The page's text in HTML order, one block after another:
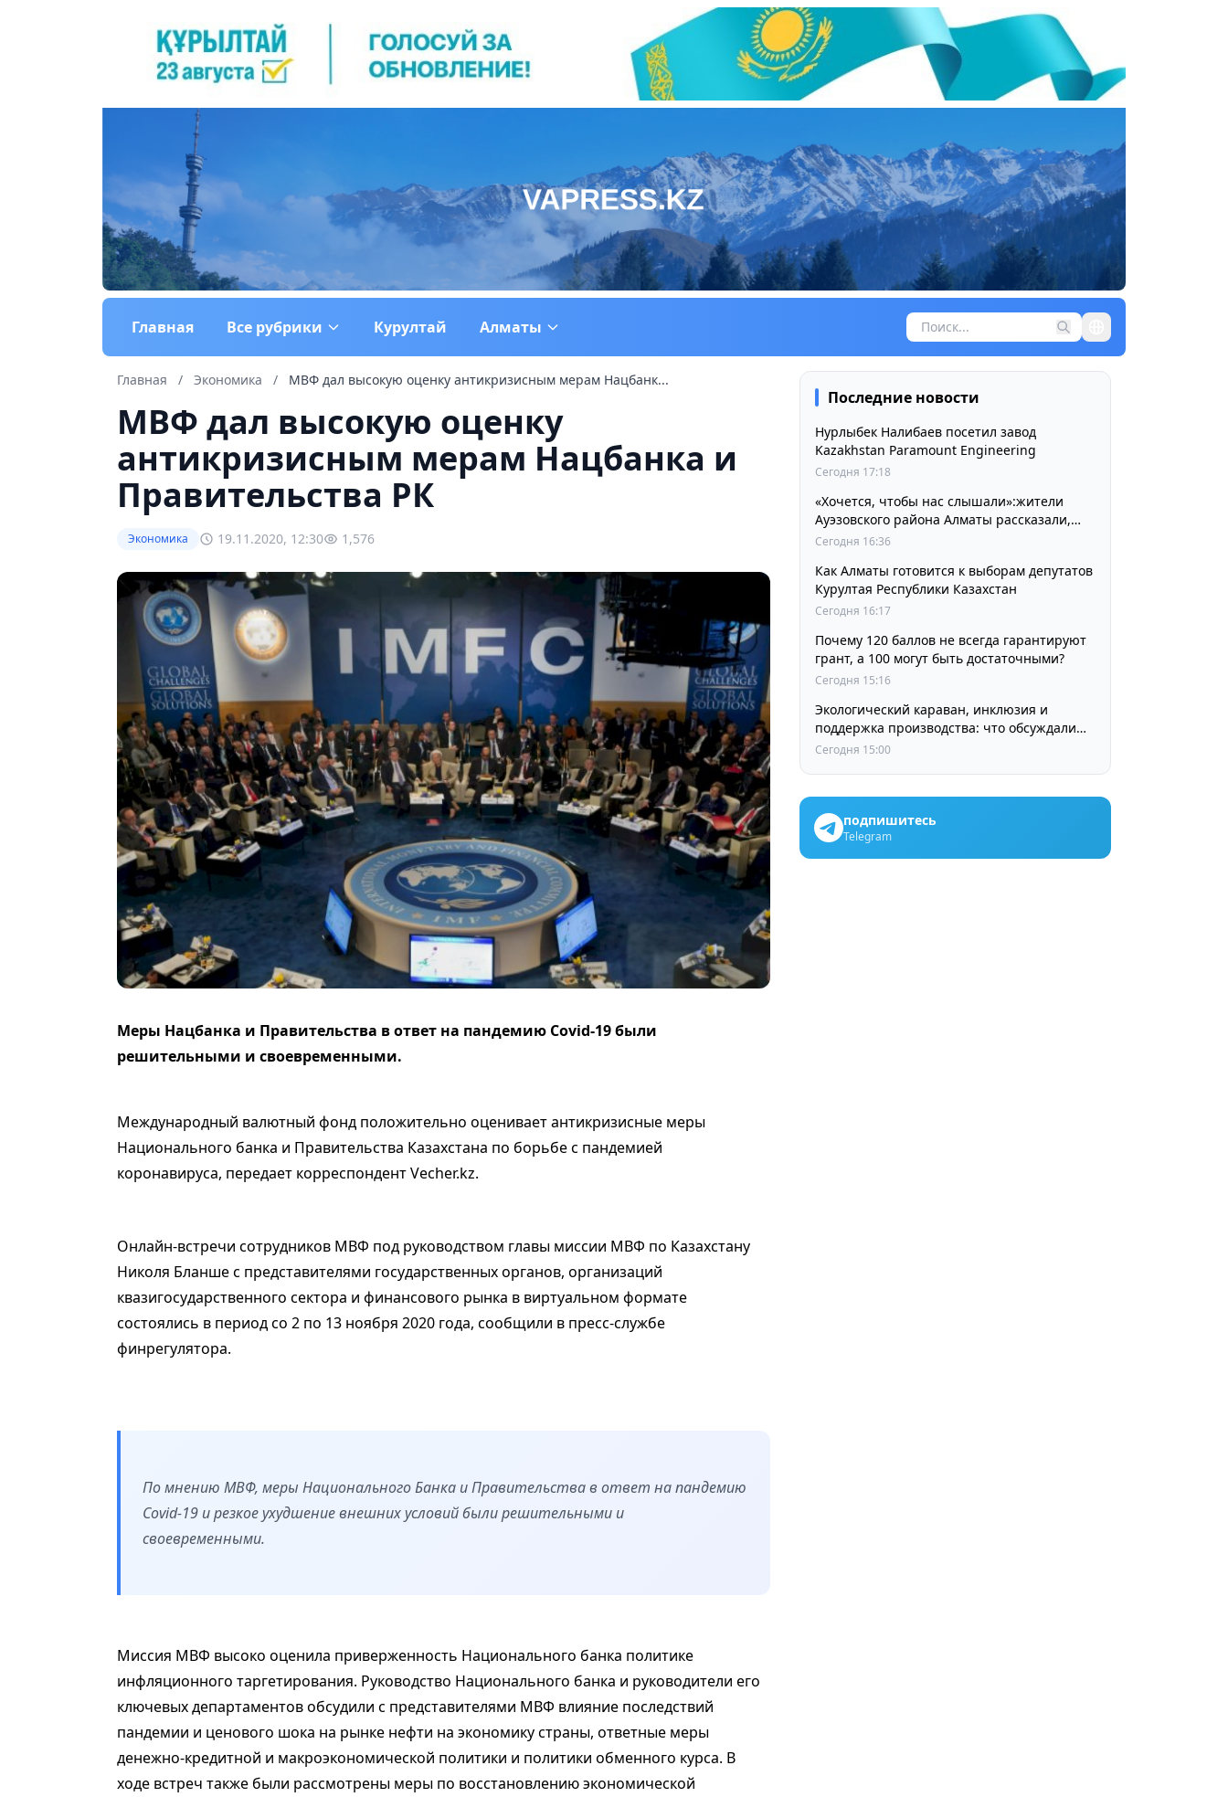
Главная Все рубрики Курултай Алматы
Главная / Экономика / МВФ дал высокую оценку антикризисным мерам Нацбанк...
МВФ дал высокую оценку
антикризисным мерам Нацбанка и
Правительства РК
Экономика 19.11.2020, 12:30 1,576
Меры Нацбанка и Правительства в ответ на пандемию Covid-19 были
решительными и своевременными.
Международный валютный фонд положительно оценивает антикризисные меры
Национального банка и Правительства Казахстана по борьбе с пандемией
коронавируса, передает корреспондент Vecher.kz.
Онлайн-встречи сотрудников МВФ под руководством главы миссии МВФ по Казахстану
Николя Бланше с представителями государственных органов, организаций
квазигосударственного сектора и финансового рынка в виртуальном формате
состоялись в период со 2 по 13 ноября 2020 года, сообщили в пресс-службе
финрегулятора.
По мнению МВФ, меры Национального Банка и Правительства в ответ на пандемию
Covid-19 и резкое ухудшение внешних условий были решительными и
своевременными.
Миссия МВФ высоко оценила приверженность Национального банка политике
инфляционного таргетирования. Руководство Национального банка и руководители его
ключевых департаментов обсудили с представителями МВФ влияние последствий
пандемии и ценового шока на рынке нефти на экономику страны, ответные меры
денежно-кредитной и макроэкономической политики и политики обменного курса. В
ходе встреч также были рассмотрены меры по восстановлению экономической
Последние новости
Нурлыбек Налибаев посетил завод
Kazakhstan Paramount Engineering
Сегодня 17:18
«Хочется, чтобы нас слышали»:жители
Ауэзовского района Алматы рассказали,
чего ждут от выборов депутатов Курултая
Сегодня 16:36
Как Алматы готовится к выборам депутатов
Курултая Республики Казахстан
Сегодня 16:17
Почему 120 баллов не всегда гарантируют
грант, а 100 могут быть достаточными?
Сегодня 15:16
Экологический караван, инклюзия и
поддержка производства: что обсуждали
партии в регионах
Сегодня 15:00
подпишитесь
Telegram